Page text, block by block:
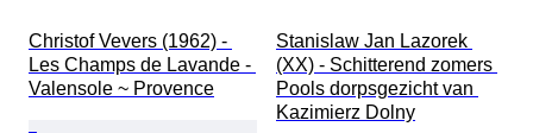
Christof Vevers (1962) -
Les Champs de Lavande -
Valensole ~ Provence
Stanislaw Jan Lazorek
(XX) - Schitterend zomers
Pools dorpsgezicht van
Kazimierz Dolny